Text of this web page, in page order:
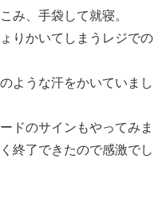
み、手袋して就寝。
りかいてしまうレジでの
ような汗をかいていまし
ドのサインもやってみま
終了できたので感激でし